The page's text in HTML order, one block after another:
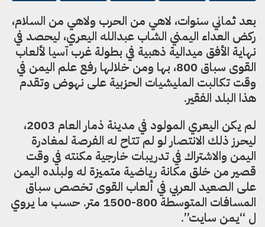
بعد ثماني سنوات، لاهي من الحرب ولاهي من السلام،
ركض العداء اليمني الشاب عبدالله اليعري، ليحصد في
نهاية الأفق ميدالية ذهبية في بطولة غرب آسيا لألعاب
القوى سباق 800، بها ومن خلالها رفع علم اليمن في
وقت تكالبت المليشيات الحزبية على نهوض وتقدم
هذا البلد الفقير.
لم يكن اليعري المولود في مدينة ذمار العام 2003،
ليحرز ذلك الانتصار لو لم تتاح له الفرصة لمغادرة
اليمن والاشتراك في تدريبات خارجية مكنته في وقت
قصير من خلق مكانة رياضية متميزة له ولبلده اليمن
على الصعيد العربي في ألعاب القوى تخصص سباق
المسافات المتوسطة 800-1500 متر. حسب ما يروي
ل “يمن سايت”.